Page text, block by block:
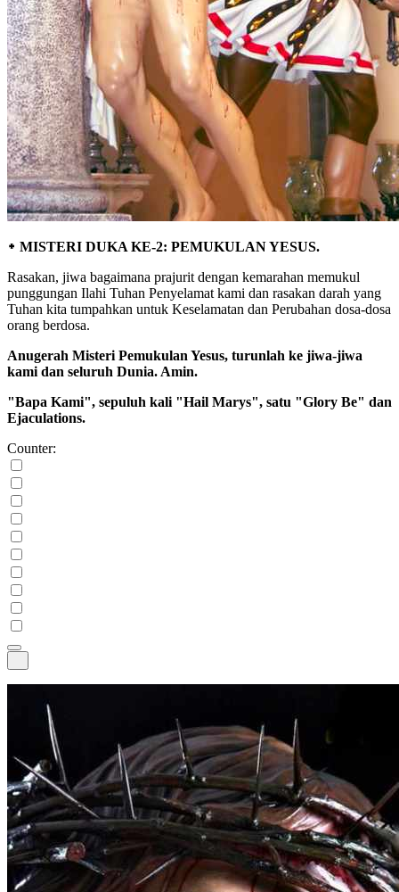
᛭ MISTERI DUKA KE-2: PEMUKULAN YESUS.
Rasakan, jiwa bagaimana prajurit dengan kemarahan memukul
punggungan Ilahi Tuhan Penyelamat kami dan rasakan darah yang
Tuhan kita tumpahkan untuk Keselamatan dan Perubahan dosa-dosa
orang berdosa.
Anugerah Misteri Pemukulan Yesus, turunlah ke jiwa-jiwa
kami dan seluruh Dunia. Amin.
"Bapa Kami", sepuluh kali "Hail Marys", satu "Glory Be" dan
Ejaculations.
Counter: